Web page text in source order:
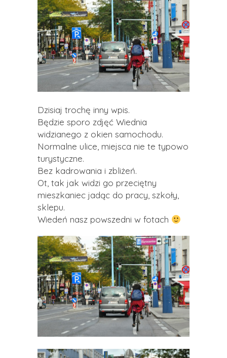
Dzisiaj trochę inny wpis.
Będzie sporo zdjęć Wiednia
widzianego z okien samochodu.
Normalne ulice, miejsca nie te typowo
turystyczne.
Bez kadrowania i zbliżeń.
Ot, tak jak widzi go przeciętny
mieszkaniec jadąc do pracy, szkoły,
sklepu.
Wiedeń nasz powszedni w fotach